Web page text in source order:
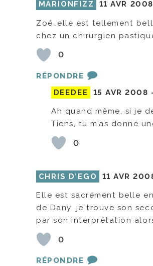
MARIONFIZZ 11 AVR
Zoé…elle est tellement
chez un chirurgien
0
RÉPONDRE
DEEDEE
15 AVR 2008
Ah quand même, si je
Tiens, tu m’as donné
0
CHRIS D’EGO 11 AVR
Elle est sacrément belle
de Dany, je trouve son
par son interprétation
0
RÉPONDRE